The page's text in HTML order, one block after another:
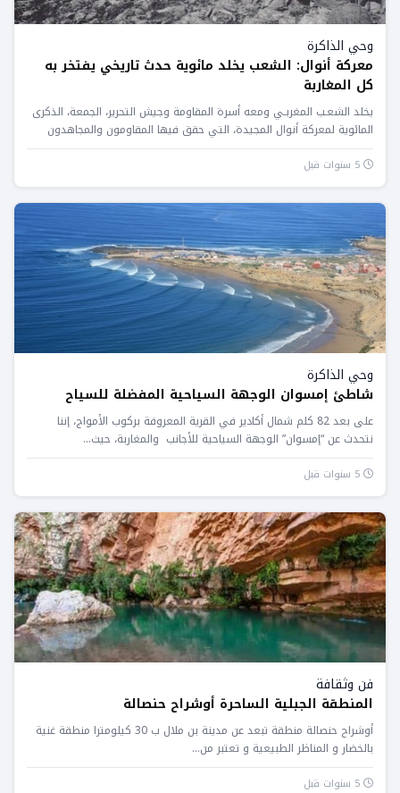
وحي الذاكرة
معركة أنوال: الشعب يخلد مائوية حدث تاريخي يفتخر به
كل المغاربة
يخلد الشعـب المغربـي ومعه أسرة المقاومة وجيش التحرير، الجمعة، الذكرى
المائوية لمعركة أنوال المجيدة، التي حقق فيها المقاومون والمجاهدون
المغاربة...
وحي الذاكرة
شاطئ إمسوان الوجهة السياحية المفضلة للسياح
على بعد 82 كلم شمال أكادير في القرية المعروفة بركوب الأمواج، إننا
نتحدث عن “إمسوان” الوجهة السياحية للأجانب والمغاربة، حيث...
فن وثقافة
المنطقة الجبلية الساحرة أوشراح حنصالة
أوشراح حنصالة منطقة تبعد عن مدينة بن ملال ب 30 كيلومترا منطقة غنية
بالخضار و المناظر الطبيعية و تعتبر من...